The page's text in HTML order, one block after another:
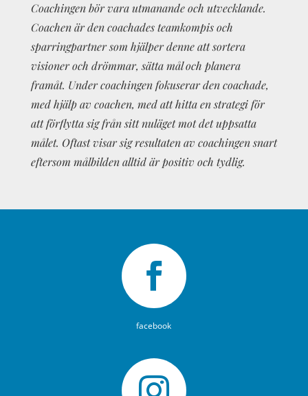
Coachingen bör vara utmanande och utvecklande.
Coachen är den coachades teamkompis och
sparringpartner som hjälper denne att sortera
visioner och drömmar, sätta mål och planera
framåt. Under coachingen fokuserar den coachade,
med hjälp av coachen, med att hitta en strategi för
att förflytta sig från sitt nuläget mot det uppsatta
målet. Oftast visar sig resultaten av coachingen snart
eftersom målbilden alltid är positiv och tydlig.

facebook